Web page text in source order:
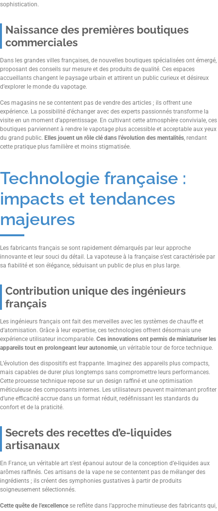
sophistication.
Naissance des premières boutiques
commerciales
Dans les grandes villes françaises, de nouvelles boutiques spécialisées ont émergé,
proposant des conseils sur mesure et des produits de qualité. Ces espaces
accueillants changent le paysage urbain et attirent un public curieux et désireux
d’explorer le monde du vapotage.
Ces magasins ne se contentent pas de vendre des articles ; ils offrent une
expérience. La possibilité d’échanger avec des experts passionnés transforme la
visite en un moment d’apprentissage. En cultivant cette atmosphère conviviale, ces
boutiques parviennent à rendre le vapotage plus accessible et acceptable aux yeux
du grand public. Elles jouent un rôle clé dans l’évolution des mentalités , rendant
cette pratique plus familière et moins stigmatisée.
Technologie française :
impacts et tendances
majeures
Les fabricants français se sont rapidement démarqués par leur approche
innovante et leur souci du détail. La vapoteuse à la française s’est caractérisée par
sa fiabilité et son élégance, séduisant un public de plus en plus large.
Contribution unique des ingénieurs
français
Les ingénieurs français ont fait des merveilles avec les systèmes de chauffe et
d’atomisation. Grâce à leur expertise, ces technologies offrent désormais une
expérience utilisateur incomparable. Ces innovations ont permis de miniaturiser les
appareils tout en prolongeant leur autonomie , un véritable tour de force technique.
L’évolution des dispositifs est frappante. Imaginez des appareils plus compacts,
mais capables de durer plus longtemps sans compromettre leurs performances.
Cette prouesse technique repose sur un design raffiné et une optimisation
méticuleuse des composants internes. Les utilisateurs peuvent maintenant profiter
d’une efficacité accrue dans un format réduit, redéfinissant les standards du
confort et de la praticité.
Secrets des recettes d’e-liquides
artisanaux
En France, un véritable art s’est épanoui autour de la conception d’e-liquides aux
arômes raffinés. Ces artisans de la vape ne se contentent pas de mélanger des
ingrédients ; ils créent des symphonies gustatives à partir de produits
soigneusement sélectionnés.
Cette quête de l’excellence se reflète dans l’approche minutieuse des fabricants qui,